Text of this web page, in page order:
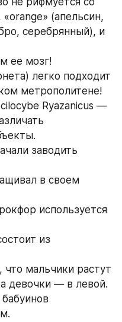
(апельсин,
серебрянный), и
ее мозг!
легко подходит
метрополитене!
Ryazanicus —
заводить
в своем
используется
из
что мальчики растут
девочки — в левой.